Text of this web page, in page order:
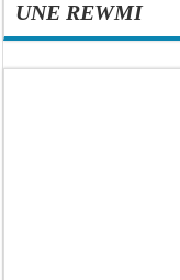
UNE REWMI